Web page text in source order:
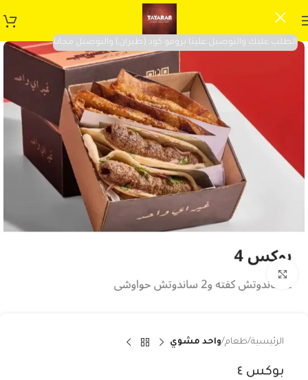
الطلب عليك والتوصيل علينا برومو كود (طيران) والتوصيل مجانا
الرئيسية طعام واحد مشوي
بوكس ٤